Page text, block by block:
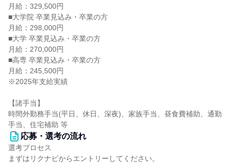
月給：329,500円
■大学院 卒業見込み・卒業の方
月給：298,000円
■大学 卒業見込み・卒業の方
月給：270,000円
■高専 卒業見込み・卒業の方
月給：245,500円
※2025年支給実績
【諸手当】
時間外勤務手当(平日、休日、深夜)、家族手当、昼食費補助、通勤
手当、住宅補助 等
応募・選考の流れ
選考プロセス
まずはリクナビからエントリーしてください。